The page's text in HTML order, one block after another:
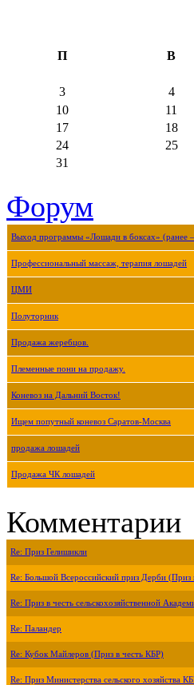
П В
3 4
10
11
17
18
24
25
31
Форум
Выход программы «Лошади в боксах» (ранее
Профессиональный массаж, терапия лошадей
ЦМИ
Полуторник
Продажа жеребцов.
Племенные пони на продажу.
Коневоз на Дальний Восток!
Ищем попутный коневоз Саратов-Москва
продажа лошадей
Продажа ЧК лошадей
Комментарии
Re: Приз Гелишикли
Re: Большой Всероссийский приз Дерби
Re: Приз в честь сельскохозяйственной
Re: Паландер
Re: Кубок Майлеров (Приз в честь КБР)
Re: Приз Министерства сельского хозяйства